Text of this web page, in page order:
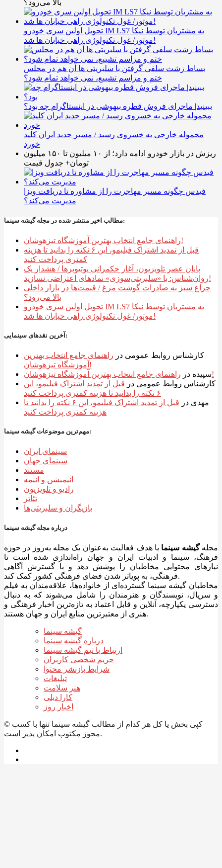
بالا می‌رود؟
تحویل اولین سری خودرو IM LS7 به مشتریان توسط نیکا
موتور/ غول تکنولوژی راهی خیابان ها شد!
بساط زشت سلفی گرفتن با سلبریتی ها آن هم در محلس
ختم و مراسم تشییع، نمی خواهد تمام شود؟
ببینید| ماجرای فروش قطره بیهوشی در اینستاگرام چه بود؟
محموله خارجی به خسروی رسید / مسیر جدید ایران کلید
خورد
ریزش در بازار خودرو ادامه دارد؛ از ۱۰ میلیون تا ۱۵۰ میلیون
تومان+ جدول قیمت
فیدس چگونه مسیر مهاجرت را از مشاوره تا دریافت ویزا
مدیریت می‌کند؟
مطالب اخیر منتشر شده در مجله گیشه سینما:
راهنمای جامع انتخاب بهترین آموزشگاه تیزهوشان!
قبل از تمدید اشتراک فیلیمو، این ۶ نکته را بدانید تا هزینه
کمتری پرداخت کنید
پایان عصر تلویزیون، آغاز حکمرانی یوتیوبرها / هشدار یک
روان‌شناس: با «سلبریتی‌سوزی» نمادهای اعتراضی نسازید!
چراغ سبز به صادرات گوشت مرغ / قیمت‌ها در بازار داخلی
بالا می‌رود؟
تحویل اولین سری خودرو IM LS7 به مشتریان توسط نیکا
موتور/ غول تکنولوژی راهی خیابان ها شد!
آخرین نقدهای سینمایی:
کارشناس روابط عمومی در راهنمای جامع انتخاب بهترین
آموزشگاه تیزهوشان!
سپیده در
راهنمای جامع انتخاب بهترین آموزشگاه تیزهوشان!
کارشناس روابط عمومی در قبل از تمدید اشتراک فیلیمو، این
۶ نکته را بدانید تا هزینه کمتری پرداخت کنید
مهدی در
قبل از تمدید اشتراک فیلیمو، این ۶ نکته را بدانید تا
هزینه کمتری پرداخت کنید
مهم‌ترین موضوعات گیشه سینما:
سینمای ایران
سینمای جهان
مستند
انیمیشن و انیمه
رادیو و تلویزیون
تئاتر
بازیگران و سلبریتی‌ها
درباره مجله گیشه سینما
مجلهگیشه سینما با هدف فعالیت به‌عنوان یک مجله به‌روز در حوزه
فرهنگ، سینما و ادبیات ایران و جهان راه‌اندازی شده است تا
نیازهای محتوایی مخاطبان را پوشش دهد و با گسترش آگاهی
فرهنگی، به پویاتر شدن فضای فرهنگی کشور کمک کند.
مخاطبان گیشه سینما گسترده‌ای از خانواده‌ها، علاقه‌مندان به فیلم
و سریال، نویسندگان و هنرمندان را شامل می‌شوند که به دنبال
دسترسی یکپارچه، آنلاین و قابل اعتماد به تازه‌ترین اخبار فرهنگی و
هنری از معتبرترین منابع ایران و جهان هستند.
گیشه سینما
درباره گیشه سینما
ارتباط با تیم گیشه سینما
حریم شخصی کاربران
شرایط بازنشر محتوا
تبلیغات
هنر سلامت
کارا دیلی
اخبار روز
© کپی بخش یا کل هر کدام از مطالب گیشه سینما تنها با کسب
مجوز مکتوب امکان پذیر است.